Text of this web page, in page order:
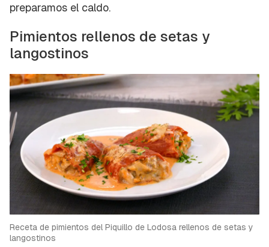
Guardar como favorito
Para poder guardar como favorito, primero has
preparamos el caldo.
Pimientos rellenos de setas y
langostinos
Receta de pimientos del Piquillo de Lodosa rellenos de setas y
langostinos
Contenido enviado
Gracias por suscribirte a nuestro boletín.